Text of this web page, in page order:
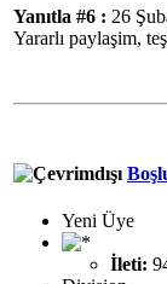
Yanıtla #6 : 26
Yararlı paylaşim,
Yeni Üye
İleti: